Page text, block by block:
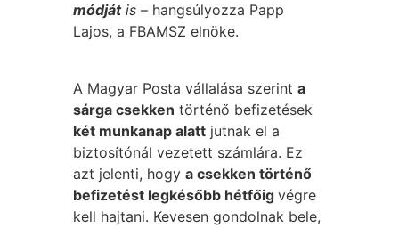
módjátis – hangsúlyozza Papp
Lajos, a FBAMSZ elnöke.
A Magyar Posta vállalása szerinta
sárga csekken történő befizetések
két munkanap alatt jutnak el a
biztosítónál vezetett számlára. Ez
azt jelenti, hogya csekken történő
befizetést legkésőbb hétfőigvégre
kell hajtani. Kevesen gondolnak bele,